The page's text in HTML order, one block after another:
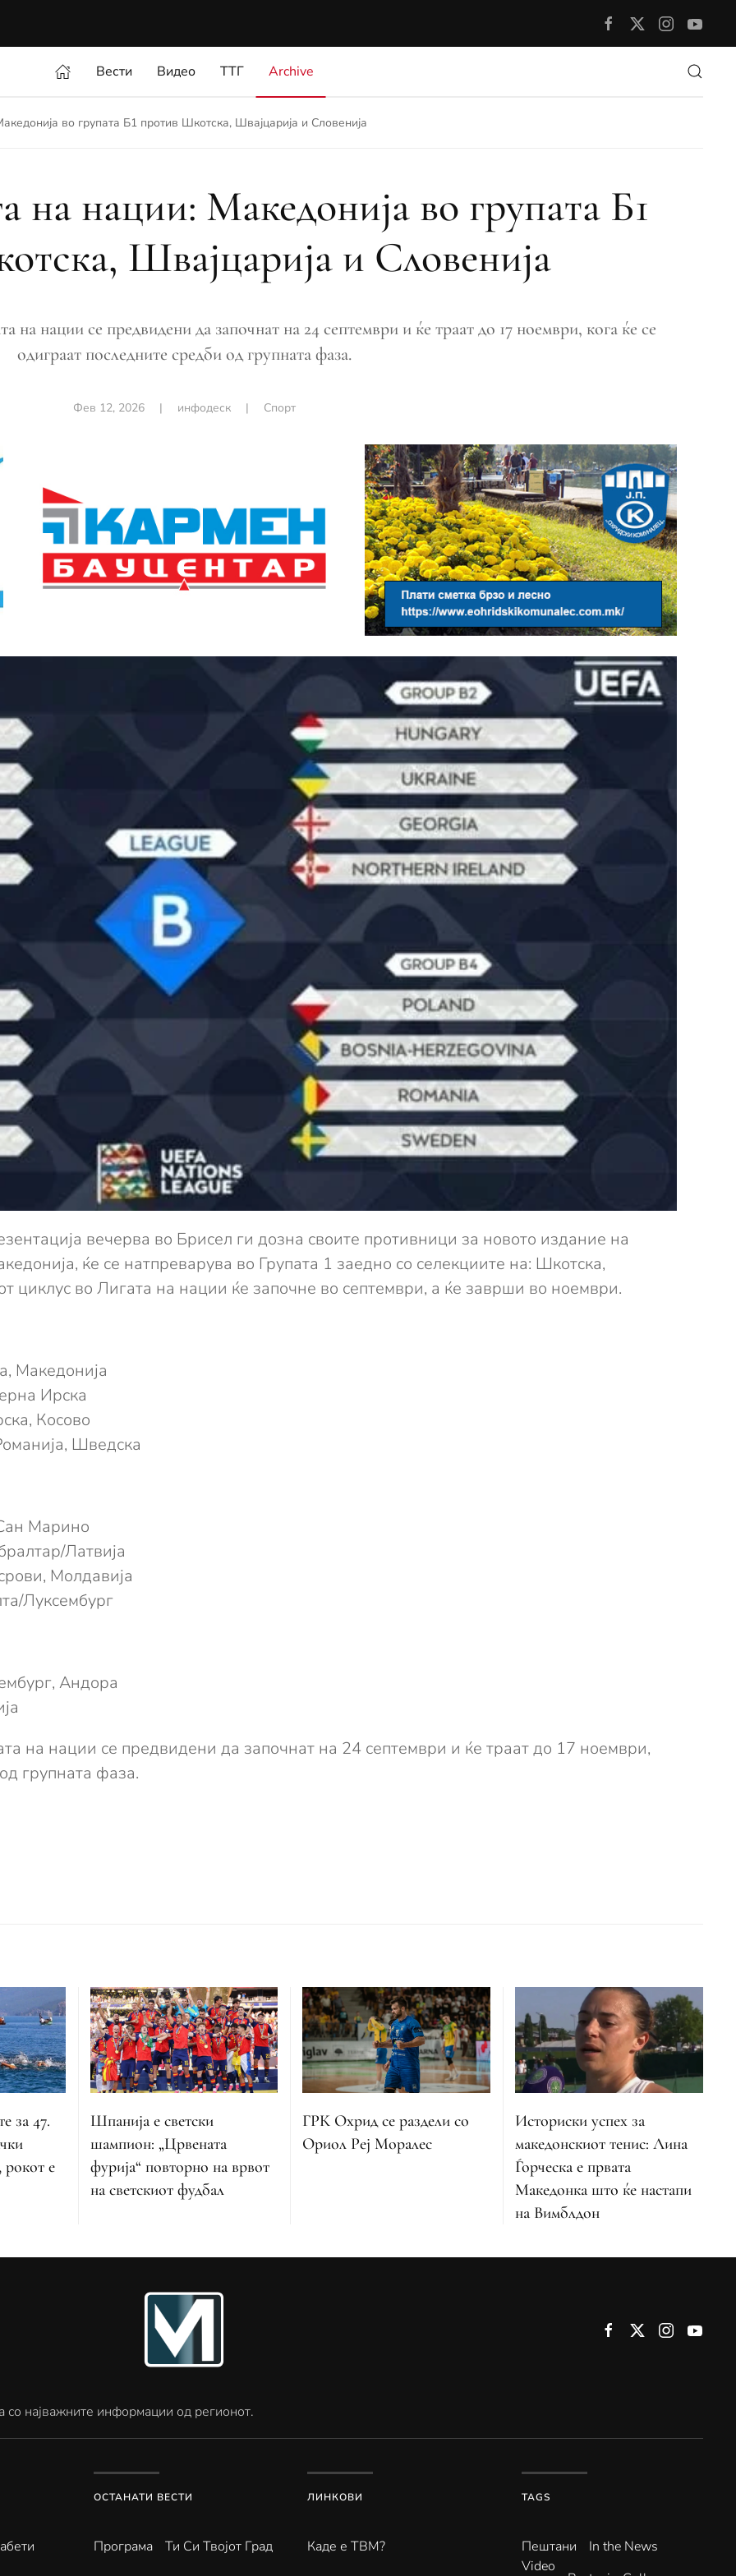
Вести Видео ТТГ Archive
во групата Б1 против Шкотска, Швајцарија и Словенија
нации: Македонија во групата Б1
Швајцарија и Словенија
на нации се предвидени да започнат на 24 септември и ќе траат до 17 ноември, кога ќе се
одиграат последните средби од групната фаза.
Фев 12, 2026| инфодеск| Спорт
вечерва во Брисел ги дозна своите противници за новото издание на
ќе се натпреварува во Групата 1 заедно со селекциите на: Шкотска,
циклус во Лигата на нации ќе започне во септември, а ќе заврши во ноември.
Македонија
Ирска
Косово
Шведска
Марино
Латвија
Молдавија
Луксембург
Андора
на нации се предвидени да започнат на 24 септември и ќе траат до 17 ноември,
групната фаза.
за 47.
е
Шпанија е светски
шампион: „Црвената
фурија“ повторно на врвот
на светскиот фудбал
ГРК Охрид се раздели со
Ориол Реј Моралес
Историски успех за
македонскиот тенис: Лина
Ѓорческа е првата
Македонка што ќе настапи
на Вимблдон
најважните информации од регионот.
ОСТАНАТИ ВЕСТИ
Програма Ти Си Твојот Град
ЛИНКОВИ
Каде е ТВМ?
TAGS
Пештани
In the News
Video